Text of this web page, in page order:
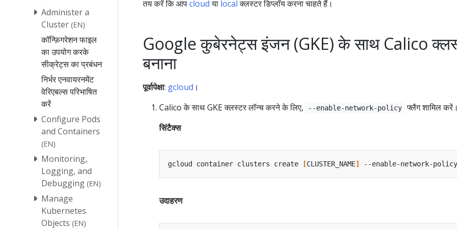
Administer a
Cluster (EN)
कॉन्फ़िगरेशन फाइल
का उपयोग करके
सीक्रेट्स का प्रबंधन
निर्भर एनवायरनमेंट
वेरिएबल्स परिभाषित
करें
Configure Pods
and Containers
(EN)
Monitoring,
Logging, and
Debugging (EN)
Manage
Kubernetes
Objects (EN)
तय करें कि आपcloudया localक्लस्टर डिप्लॉय करना चाहते हैं।
Google कुबेरनेट्स इंजन (GKE) के साथ Calico
बनाना
पूर्वापेक्षा: gcloud ।
Calico के साथ GKE क्लस्टर लॉन्च करने के लिए,
--enable-network-policy फ्लैग शामिल
सिंटैक्स
gcloud container clusters create [CLUSTER_NAME]
उदाहरण